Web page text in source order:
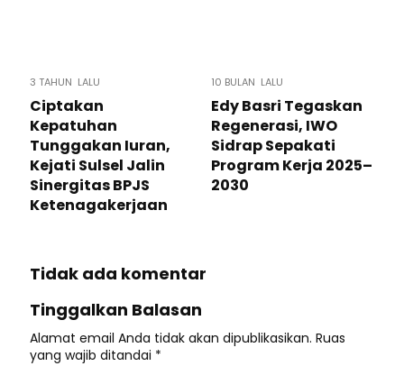
3 TAHUN LALU
Ciptakan
Kepatuhan
Tunggakan Iuran,
Kejati Sulsel Jalin
Sinergitas BPJS
Ketenagakerjaan
10 BULAN LALU
Edy Basri Tegaskan
Regenerasi, IWO
Sidrap Sepakati
Program Kerja 2025–
2030
Tidak ada komentar
Tinggalkan Balasan
Alamat email Anda tidak akan dipublikasikan. Ruas
yang wajib ditandai *